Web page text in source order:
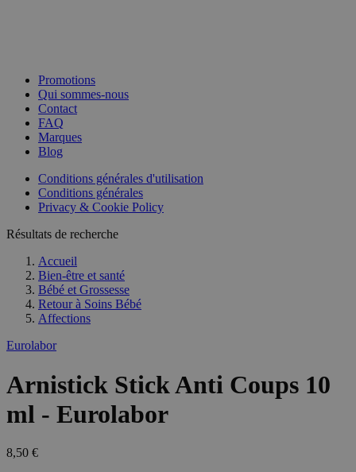
Promotions
Qui sommes-nous
Contact
FAQ
Marques
Blog
Conditions générales d'utilisation
Conditions générales
Privacy & Cookie Policy
Résultats de recherche
Accueil
Bien-être et santé
Bébé et Grossesse
Retour à Soins Bébé
Affections
Eurolabor
Arnistick Stick Anti Coups 10
ml - Eurolabor
8,50 €